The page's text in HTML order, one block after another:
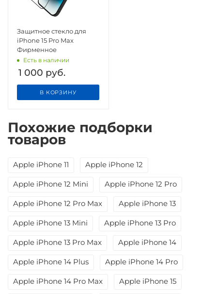
Защитное стекло для
iPhone 15 Pro Max
Фирменное
Есть в наличии
1 000 руб.
В КОРЗИНУ
Похожие подборки
товаров
Apple iPhone 11 Apple iPhone 12
Apple iPhone 12 Mini Apple iPhone 12 Pro
Apple iPhone 12 Pro Max Apple iPhone 13
Apple iPhone 13 Mini Apple iPhone 13 Pro
Apple iPhone 13 Pro Max Apple iPhone 14
Apple iPhone 14 Plus Apple iPhone 14 Pro
Apple iPhone 14 Pro Max Apple iPhone 15